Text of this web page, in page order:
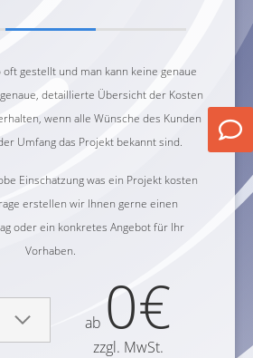
oft gestellt und man kann keine genaue
detaillierte Übersicht der Kosten
wenn alle Wünsche des Kunden
Umfang das Projekt bekannt sind.
Einschatzung was ein Projekt kosten
erstellen wir Ihnen gerne einen
oder ein konkretes Angebot für Ihr
Vorhaben.
ab 0€
zzgl. MwSt.